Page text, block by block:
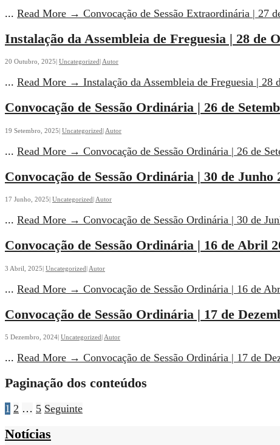
... Read More → Convocação de Sessão Extraordinária | 27
Instalação da Assembleia de Freguesia | 28 de
20 Outubro, 2025| Uncategorized| Autor
... Read More → Instalação da Assembleia de Freguesia | 28
Convocação de Sessão Ordinária | 26 de
19 Setembro, 2025| Uncategorized| Autor
... Read More → Convocação de Sessão Ordinária | 26 de
Convocação de Sessão Ordinária | 30 de Junho
17 Junho, 2025| Uncategorized| Autor
... Read More → Convocação de Sessão Ordinária | 30 de
Convocação de Sessão Ordinária | 16 de Abril
3 Abril, 2025| Uncategorized| Autor
... Read More → Convocação de Sessão Ordinária | 16 de
Convocação de Sessão Ordinária | 17 de
5 Dezembro, 2024| Uncategorized| Autor
... Read More → Convocação de Sessão Ordinária | 17 de
Paginação dos conteúdos
1 2 … 5 Seguinte
Notícias